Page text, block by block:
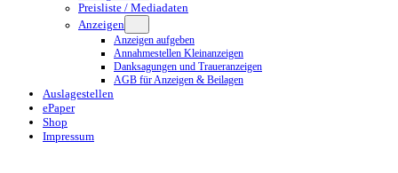
Preisliste / Mediadaten
Anzeigen
Anzeigen aufgeben
Annahmestellen Kleinanzeigen
Danksagungen und Traueranzeigen
AGB für Anzeigen & Beilagen
Auslagestellen
ePaper
Shop
Impressum